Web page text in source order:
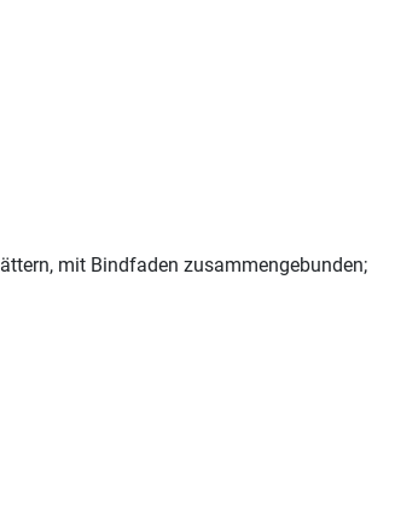
mit Bindfaden zusammengebunden;